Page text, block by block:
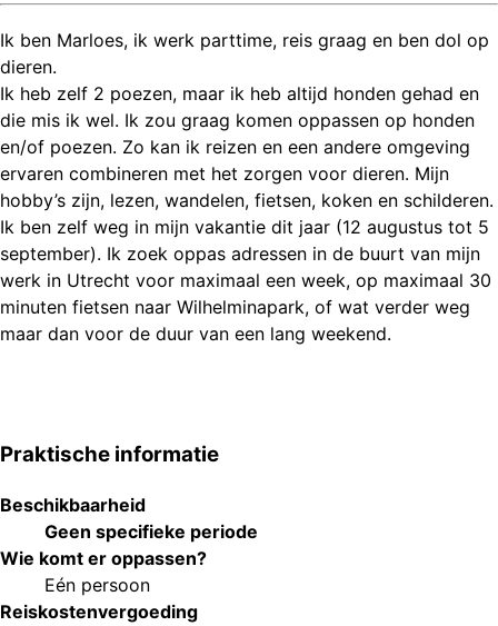
Ik ben Marloes, ik werk parttime, reis graag en ben dol op
dieren.
Ik heb zelf 2 poezen, maar ik heb altijd honden gehad en
die mis ik wel. Ik zou graag komen oppassen op honden
en/of poezen. Zo kan ik reizen en een andere omgeving
ervaren combineren met het zorgen voor dieren. Mijn
hobby’s zijn, lezen, wandelen, fietsen, koken en schilderen.
Ik ben zelf weg in mijn vakantie dit jaar (12 augustus tot 5
september). Ik zoek oppas adressen in de buurt van mijn
werk in Utrecht voor maximaal een week, op maximaal 30
minuten fietsen naar Wilhelminapark, of wat verder weg
maar dan voor de duur van een lang weekend.
Praktische informatie
Beschikbaarheid
Geen specifieke periode
Wie komt er oppassen?
Eén persoon
Reiskostenvergoeding